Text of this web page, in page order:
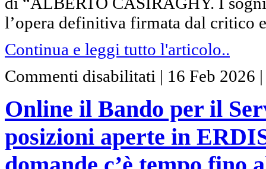
l’opera definitiva firmata dal critico
Continua e leggi tutto l'articolo..
Commenti disabilitati su
per
il
Servizio
Civile
Regionale,
8
| 16 Feb 2026
Online il Bando per il
posizioni aperte in